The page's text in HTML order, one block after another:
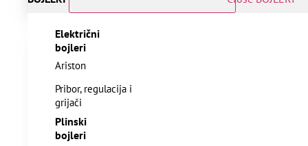
Električni
bojleri
Ariston
Pribor, regulacija i
grijači
Plinski
bojleri